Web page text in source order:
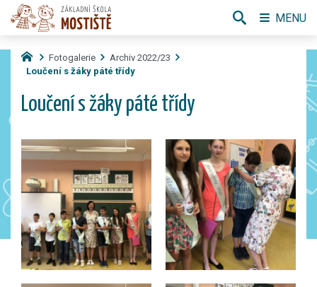
Fotogalerie
Archiv 2022/23
Loučení s žáky páté třídy
Loučení s žáky páté třídy
MENU